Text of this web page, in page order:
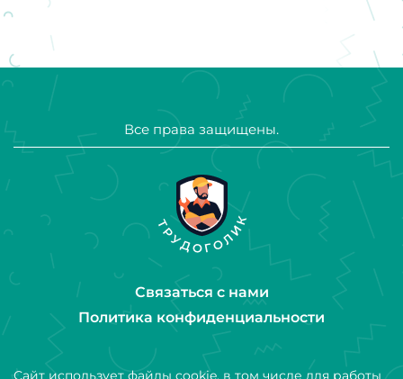
Все права защищены.
Связаться с нами
Политика конфиденциальности
Сайт использует файлы cookie, в том числе для работы